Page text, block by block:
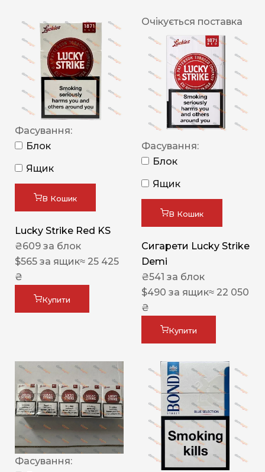
Фасування:
Блок
Ящик
В Кошик
Lucky Strike Red KS
₴609 за блок
$565 за ящик≈ 25 425
₴
Купити
Очікується поставка
Фасування:
Блок
Ящик
В Кошик
Сигарети Lucky Strike
Demi
₴541 за блок
$490 за ящик≈ 22 050
₴
Купити
Фасування: